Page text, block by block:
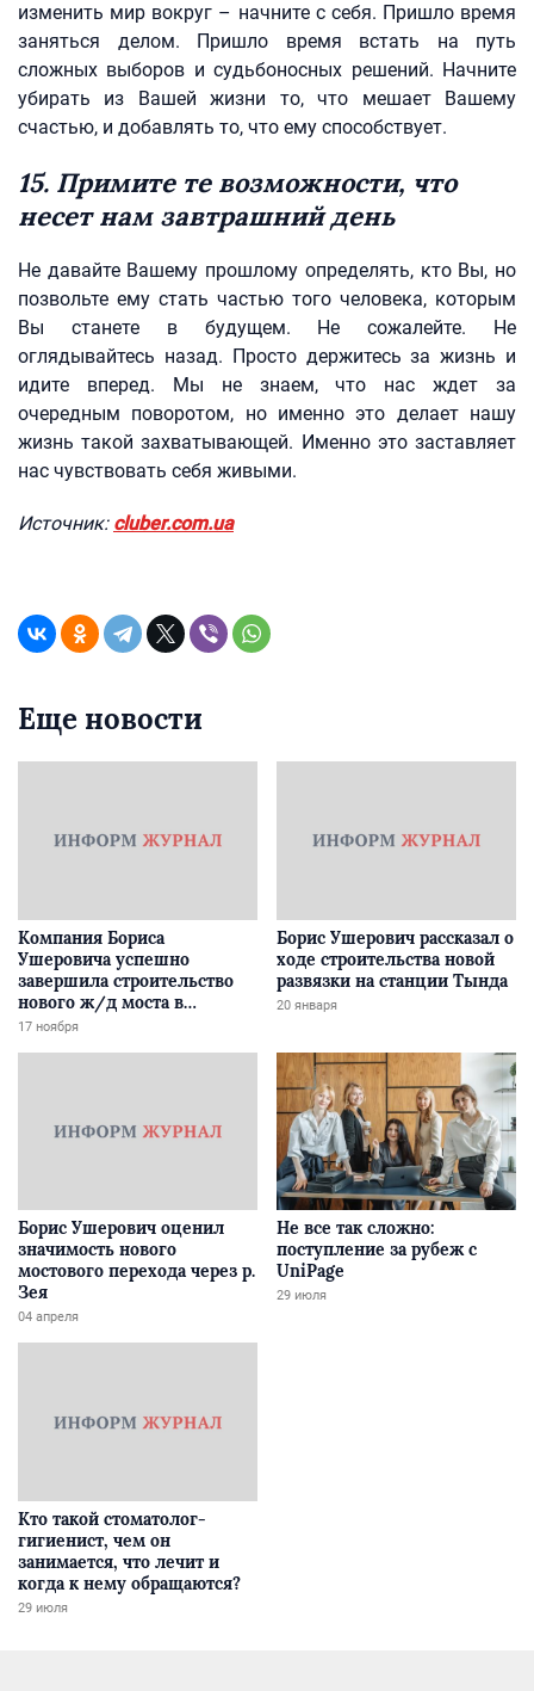
изменить мир вокруг – начните с себя. Пришло время
заняться делом. Пришло время встать на путь
сложных выборов и судьбоносных решений. Начните
убирать из Вашей жизни то, что мешает Вашему
счастью, и добавлять то, что ему способствует.
15. Примите те возможности, что
несет нам завтрашний день
Не давайте Вашему прошлому определять, кто Вы, но
позвольте ему стать частью того человека, которым
Вы станете в будущем. Не сожалейте. Не
оглядывайтесь назад. Просто держитесь за жизнь и
идите вперед. Мы не знаем, что нас ждет за
очередным поворотом, но именно это делает нашу
жизнь такой захватывающей. Именно это заставляет
нас чувствовать себя живыми.
Источник: cluber.com.ua
Еще новости
Компания Бориса
Ушеровича успешно
завершила строительство
нового ж/д моста в
Забайкалье
17 ноября
Борис Ушерович рассказал о
ходе строительства новой
развязки на станции Тында
20 января
Борис Ушерович оценил
значимость нового
мостового перехода через р.
Зея
04 апреля
Не все так сложно:
поступление за рубеж с
UniPage
29 июля
Кто такой стоматолог-
гигиенист, чем он
занимается, что лечит и
когда к нему обращаются?
29 июля